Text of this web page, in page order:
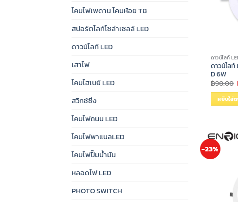
โคมไฟเพดาน โคมห้อย T8
สปอร์ตไลท์โซล่าเซลล์ LED
ดาวน์ไลท์ LED
เสาไฟ
โคมไฮเบย์ LED
สวิทช์ชิ่ง
โคมไฟถนน LED
โคมไฟพาแนลLED
โคมไฟปั๊มน้ำมัน
หลอดไฟ LED
PHOTO SWITCH
ดาวน์ไลท์
ดาวน์ไลท์
D 6W
฿90.00
หยิบใส่ต
-23%